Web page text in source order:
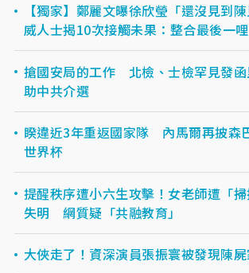
【獨家】鄭麗文曝徐欣瑩「還沒見到
威人士揭10次接觸未果：整合最後一
搶國安局的工作 北檢、士檢罕見發函
助中共介選
睽違近3年重返國家隊 內馬爾再披森
世界杯
提醒秩序遭小六生攻擊！女老師遭「
失明 網質疑「共融教育」
大俠走了！資深演員張振寰被發現陳